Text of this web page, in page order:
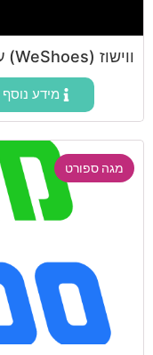
ווישוז (WeShoes) עודפים
מידע נוסף
מגה ספורט